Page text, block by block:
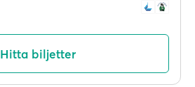
Hitta biljetter